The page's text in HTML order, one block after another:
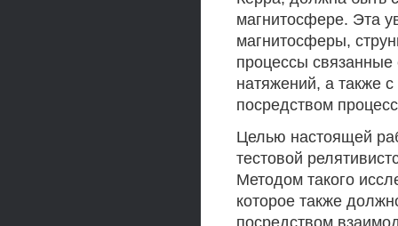
магнитосфере. Эта
магнитосферы,
процессы связанные
натяжений, а также
посредством
Целью настоящей
тестовой
Методом такого
которое также
посредством